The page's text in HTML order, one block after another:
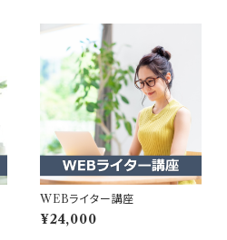
WEBライター講座
¥24,000